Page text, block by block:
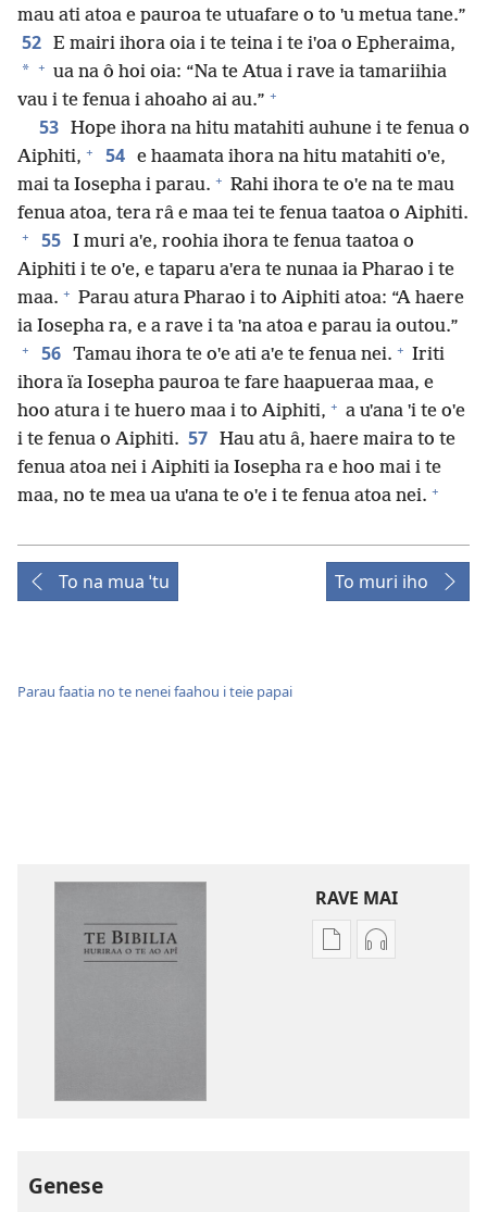
mau ati atoa e pauroa te utuafare o to ˈu metua tane.”
52 E mairi ihora oia i te teina i te iˈoa o Epheraima,
* + ua na ô hoi oia: “Na te Atua i rave ia tamariihia
vau i te fenua i ahoaho ai au.” +
53 Hope ihora na hitu matahiti auhune i te fenua o
Aiphiti, + 54 e haamata ihora na hitu matahiti oˈe,
mai ta Iosepha i parau. + Rahi ihora te oˈe na te mau
fenua atoa, tera râ e maa tei te fenua taatoa o Aiphiti.
+ 55 I muri aˈe, roohia ihora te fenua taatoa o
Aiphiti i te oˈe, e taparu aˈera te nunaa ia Pharao i te
maa. + Parau atura Pharao i to Aiphiti atoa: “A haere
ia Iosepha ra, e a rave i ta ˈna atoa e parau ia outou.”
+ 56 Tamau ihora te oˈe ati aˈe te fenua nei. + Iriti
ihora ïa Iosepha pauroa te fare haapueraa maa, e
hoo atura i te huero maa i to Aiphiti, + a uˈana ˈi te oˈe
i te fenua o Aiphiti. 57 Hau atu â, haere maira to te
fenua atoa nei i Aiphiti ia Iosepha ra e hoo mai i te
maa, no te mea ua uˈana te oˈe i te fenua atoa nei. +
To na mua ˈtu To muri iho
Parau faatia no te nenei faahou i teie papai
RAVE MAI
No
No
Genese